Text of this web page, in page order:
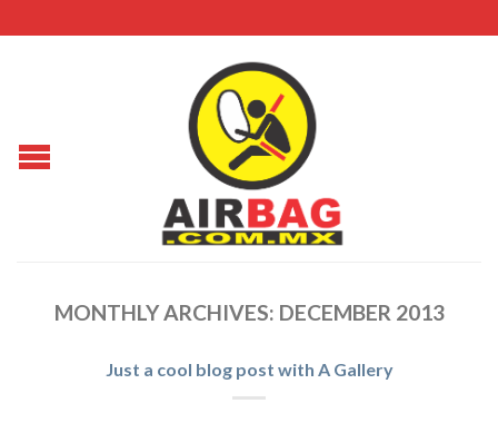
MONTHLY ARCHIVES: DECEMBER 2013
Just a cool blog post with A Gallery